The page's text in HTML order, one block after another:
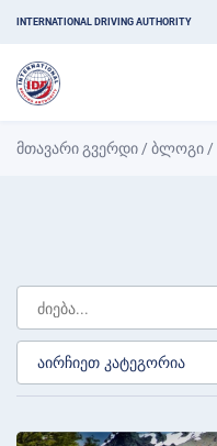
INTERNATIONAL DRIVING AUTHORITY
მთავარი გვერდი /ბლოგი /